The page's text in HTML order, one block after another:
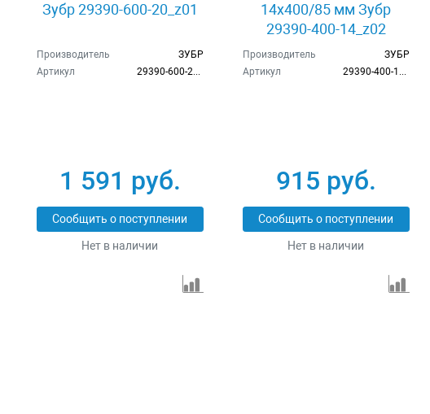
Зубр 29390-600-20_z01
Производитель
ЗУБР
Артикул
29390-600-20_z01
1 591 руб.
Сообщить о поступлении
Нет в наличии
14x400/85 мм Зубр
29390-400-14_z02
Производитель
ЗУБР
Артикул
29390-400-14_z02
915 руб.
Сообщить о поступлении
Нет в наличии